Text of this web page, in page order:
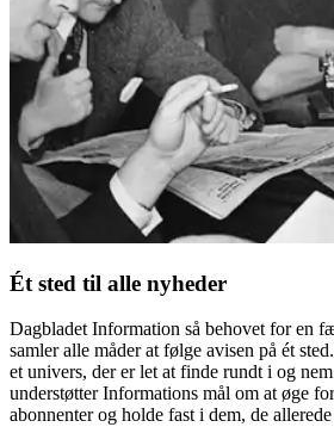
Ét sted til alle nyheder
Dagbladet Information så behovet for en
samler alle måder at følge avisen på ét
et univers, der er let at finde rundt i og
understøtter Informations mål om at øge
abonnenter og holde fast i dem, de allerede